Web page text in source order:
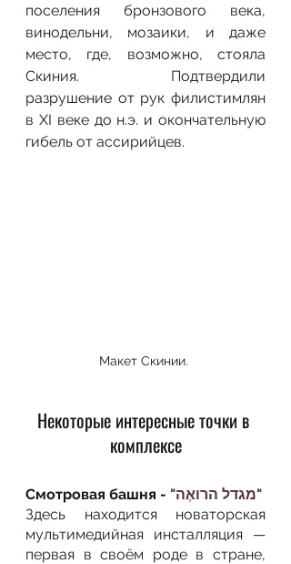
поселения бронзового века,
винодельни, мозаики, и даже
место, где, возможно, стояла
Скиния. Подтвердили
разрушение от рук филистимлян
в XI веке до н.э. и окончательную
гибель от ассирийцев.
Макет Скинии.
Некоторые интересные точки в
комплексе
Смотровая башня -
"מגדל הרואֶה"
Здесь находится новаторская
мультимедийная инсталляция —
первая в своём роде в стране,